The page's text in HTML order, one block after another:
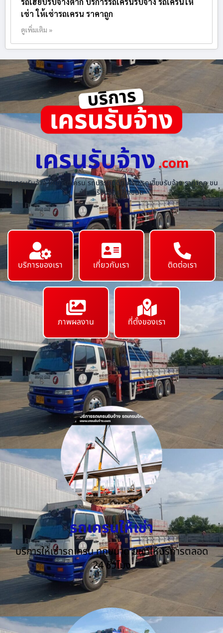
เช่า ให้เช่ารถเครน ราคาถูก
ดูเพิ่มเติม »
เครนรับจ้าง.com
รถเครนรับจ้าง ให้เช่ารถเครน รถบรรทุกติดเครน รถเฮี๊ยบรับจ้าง ราคาถูก ขน
ย้ายเครื่องจักร ทุกชนิด
บริการของเรา เกี่ยวกับเรา ติดต่อเรา
ภาพผลงาน ที่ตั้งของเรา
รถเครนให้เช่า
บริการให้เช่ารถเครน ทุกขนาด ยินดีให้บริการตลอด
24 ชั่วโมง